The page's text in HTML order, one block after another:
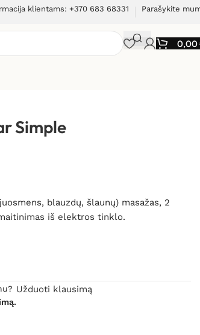
klientams: +370 683 68331 Parašykite
0,00
Simple
blauzdų, šlaunų) masažas, 2
iš elektros tinklo.
Užduoti klausimą